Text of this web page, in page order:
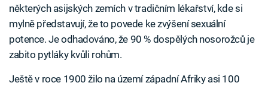
některých asijských zemích v tradičním lékařství, kde si
mylně představují, že to povede ke zvýšení sexuální
potence. Je odhadováno, že 90 % dospělých nosorožců je
zabito pytláky kvůli rohům.
Ještě v roce 1900 žilo na území západní Afriky asi 100